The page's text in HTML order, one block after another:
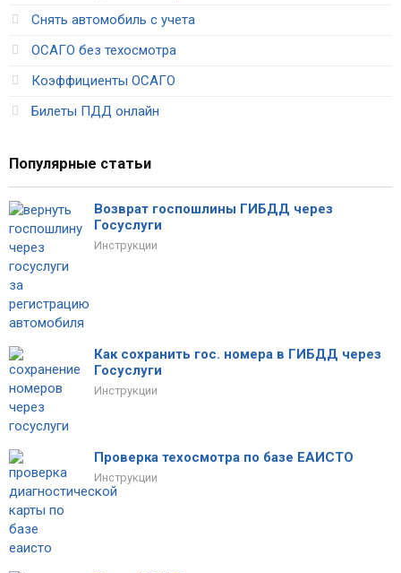
Снять автомобиль с учета
ОСАГО без техосмотра
Коэффициенты ОСАГО
Билеты ПДД онлайн
Популярные статьи
Возврат госпошлины ГИБДД через
Госуслуги
Инструкции
Как сохранить гос. номера в ГИБДД через
Госуслуги
Инструкции
Проверка техосмотра по базе ЕАИСТО
Инструкции